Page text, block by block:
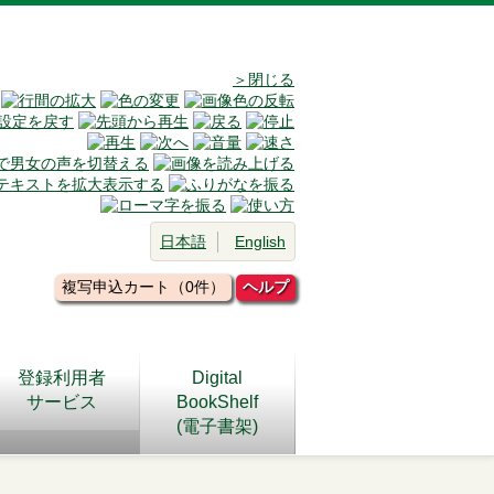
＞閉じる
日本語 English
複写申込カート（0件） ヘルプ
登録利用者
サービス
Digital
BookShelf
(電子書架)